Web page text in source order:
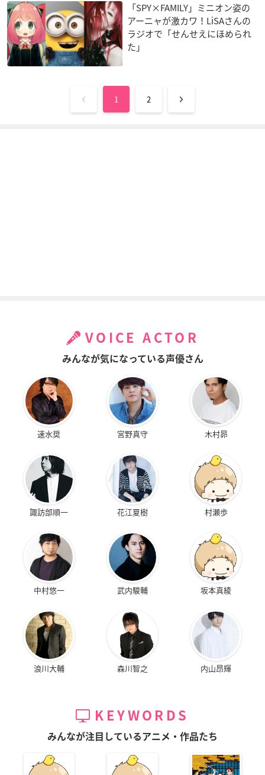
「SPY×FAMILY」ミニオン姿の
アーニャが激カワ！LiSAさんの
ラジオで「せんせえにほめられ
た」
1 2
VOICE ACTOR
みんなが気になっている声優さん
速水奨 宮野真守 木村昴
諏訪部順一 花江夏樹 村瀬歩
中村悠一 武内駿輔 坂本真綾
浪川大輔 森川智之 内山昂輝
KEYWORDS
みんなが注目しているアニメ・作品たち